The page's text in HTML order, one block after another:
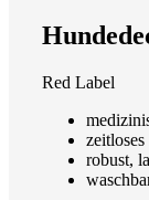
Red Label
robust,